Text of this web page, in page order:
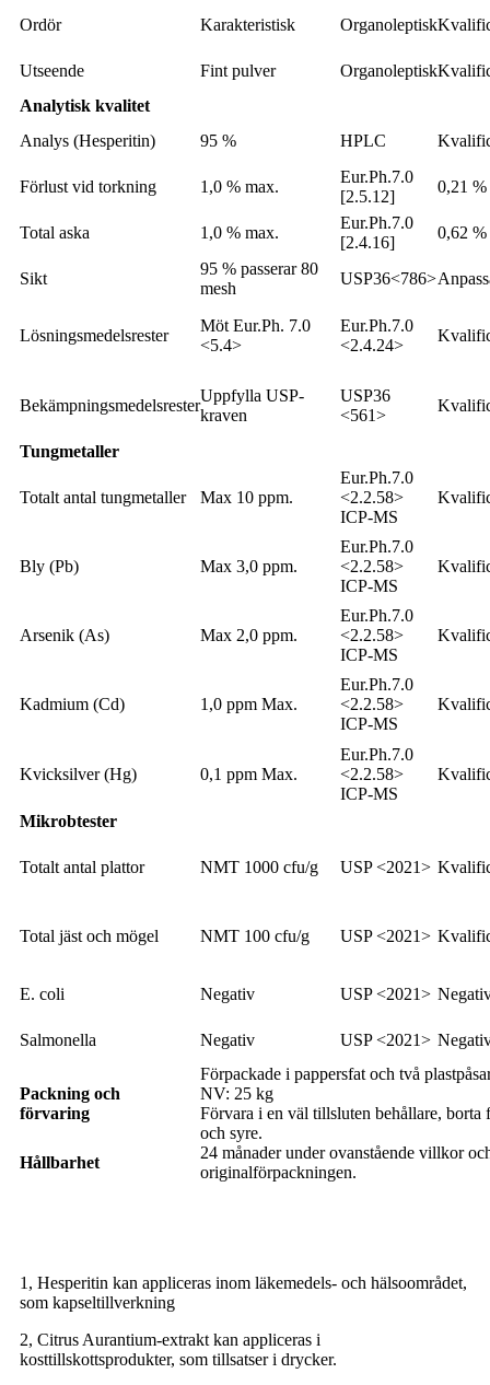
Ordör Karakteristisk Organoleptisk
Utseende Fint pulver Organoleptisk
Analytisk kvalitet
Analys (Hesperitin)
95 % HPLC
Förlust vid torkning 1,0 % max.
Eur.Ph.7.0
[2.5.12]
0,21 %
Total aska 1,0 % max.
Eur.Ph.7.0
[2.4.16]
0,62 %
Sikt
95 % passerar 80
mesh
USP36<786>
Lösningsmedelsrester
Möt Eur.Ph. 7.0
<5.4>
Eur.Ph.7.0
<2.4.24>
Bekämpningsmedelsrester
Uppfylla USP-
kraven
USP36
<561>
Tungmetaller
Totalt antal tungmetaller Max 10 ppm.
Eur.Ph.7.0
<2.2.58>
ICP-MS
Bly (Pb) Max 3,0 ppm.
Eur.Ph.7.0
<2.2.58>
ICP-MS
Arsenik (As) Max 2,0 ppm.
Eur.Ph.7.0
<2.2.58>
ICP-MS
Kadmium (Cd) 1,0 ppm Max.
Eur.Ph.7.0
<2.2.58>
ICP-MS
Kvicksilver (Hg) 0,1 ppm Max.
Eur.Ph.7.0
<2.2.58>
ICP-MS
Mikrobtester
Totalt antal plattor NMT 1000 cfu/g USP <2021>
Total jäst och mögel NMT 100 cfu/g USP <2021>
E. coli Negativ USP <2021>
Salmonella Negativ USP <2021>
Packning och
förvaring
Förpackade i pappersfat och två
NV: 25 kg
Förvara i en väl tillsluten behållare, borta
och syre.
Hållbarhet
24 månader under ovanstående villkor
originalförpackningen.
1, Hesperitin kan appliceras inom läkemedels- och hälsoområdet,
som kapseltillverkning
2, Citrus Aurantium-extrakt kan appliceras i
kosttillskottsprodukter, som tillsatser i drycker.